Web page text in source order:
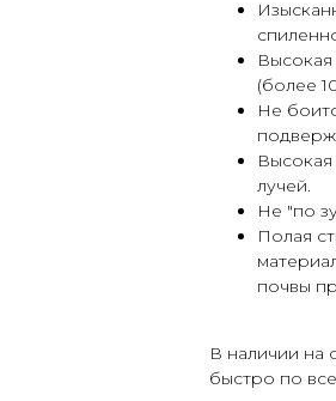
Высокая
(более
Не
Высокая
лучей.
Не "по
Полая
почвы
В наличии на
быстро по